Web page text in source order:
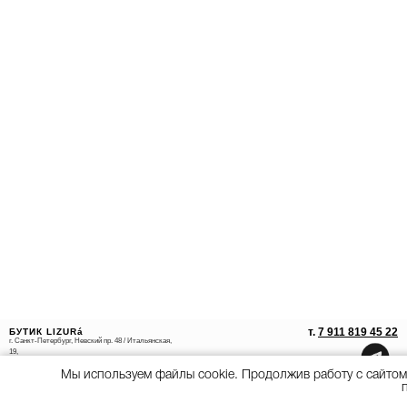
Мы используем файлы cookie. Продолжив работу с
г. Санкт-Петербург, Невский пр. 48 / Итальянская,
19,
ПН-ВС 10:00-22:00
БУТИК LIZURá т. 7 911 819 45 22